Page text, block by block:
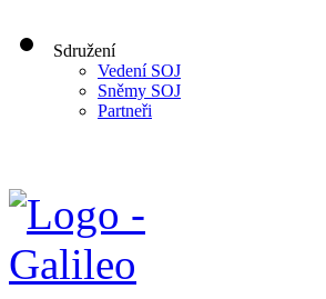
Sdružení
Vedení SOJ
Sněmy SOJ
Partneři